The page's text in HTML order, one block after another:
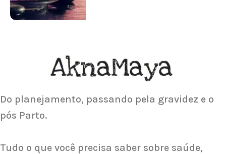
Acupuntura focada para Fertilidade e
Gravidez
Saiba Mais
Do planejamento, passando pela gravidez e o
pós Parto.
Tudo o que você precisa saber sobre saúde,